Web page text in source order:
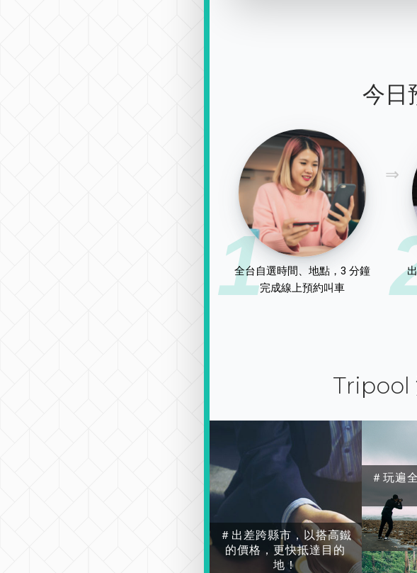
今日
1
全台自選時間、地點，3 分鐘
完成線上預約叫車
Tripool
＃出差跨縣市，以搭高鐵
的價格，更快抵達目的
地！
＃玩遍